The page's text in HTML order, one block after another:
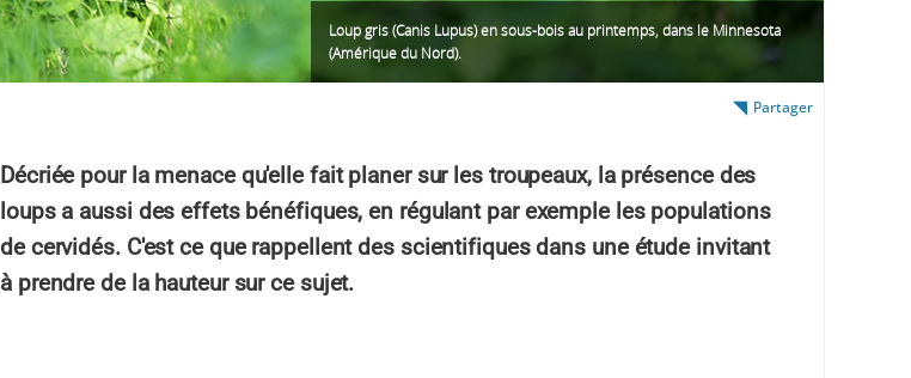
Loup gris (Canis Lupus) en sous-bois au printemps, dans le Minnesota
(Amérique du Nord).
Partager
Décriée pour la menace qu'elle fait planer sur les troupeaux, la présence des
loups a aussi des effets bénéfiques, en régulant par exemple les populations
de cervidés. C'est ce que rappellent des scientifiques dans une étude invitant
à prendre de la hauteur sur ce sujet.